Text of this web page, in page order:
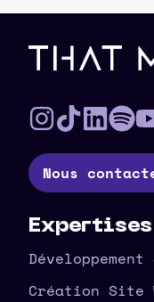
Pied de
Nous
Expertises
Développement
Création Site